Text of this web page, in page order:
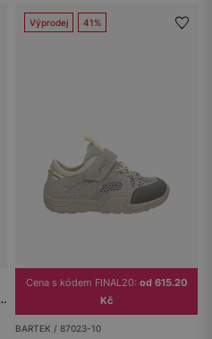
61, pro chlapce, černo-hnědé
Výprodej 41%
Cena s kódem FINAL20: od 615.20
Kč
BARTEK / 87023-10